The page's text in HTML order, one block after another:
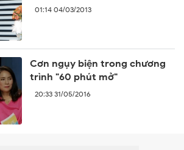
01:14 04/03/2013
Cơn ngụy biện trong chương
trình "60 phút mở"
20:33 31/05/2016